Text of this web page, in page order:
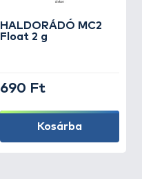
HALDORÁDÓ MC2
Float 2 g
690 Ft
Kosárba